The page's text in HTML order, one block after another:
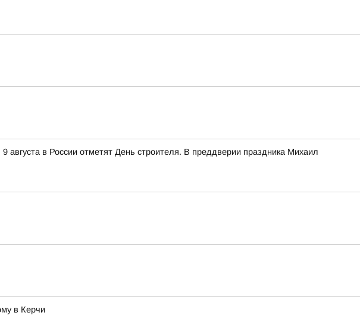
в России отметят День строителя. В преддверии праздника Михаил
в Керчи